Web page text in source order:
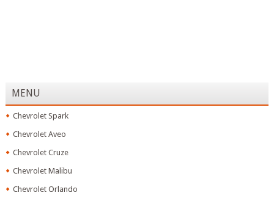
MENU
Chevrolet Spark
Chevrolet Aveo
Chevrolet Cruze
Chevrolet Malibu
Chevrolet Orlando